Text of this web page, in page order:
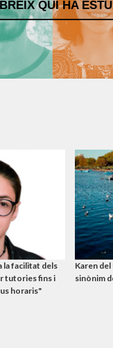
QUI HA
la facilitat dels
tutories fins i
horaris"
Karen del
sinònim